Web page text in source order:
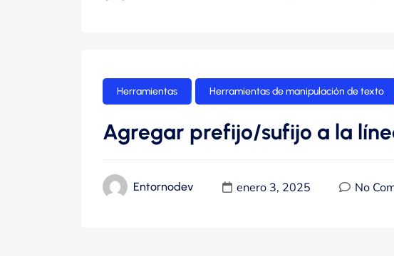
Herramientas Herramientas de manipulación de texto
Agregar prefijo/sufijo a la
Entornodev enero 3, 2025 No